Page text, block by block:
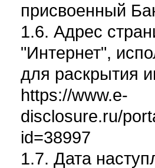
присвоенный
1.6. Адрес
"Интернет",
для раскрытия
https://www.e-
disclosure.ru/
id=38997
1.7. Дата